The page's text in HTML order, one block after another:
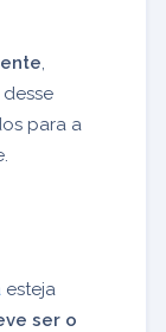
desse
para a
esteja
ser o